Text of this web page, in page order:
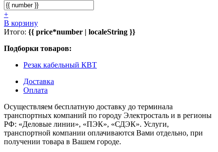
+
В корзину
Итого: {{ price*number | localeString }}
Подборки товаров:
Резак кабельный КВТ
Доставка
Оплата
Осуществляем бесплатную доставку до терминала
транспортных компаний по городу Электросталь и в регионы
РФ: «Деловые линии», «ПЭК», «СДЭК». Услуги,
транспортной компании оплачиваются Вами отдельно, при
получении товара в Вашем городе.